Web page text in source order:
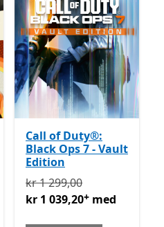
Call of Duty®:
Black Ops 7 - Vault
Edition
Opprinnelig kr 1 299,00
kr 1 299,00
kr 1 039,20+ med